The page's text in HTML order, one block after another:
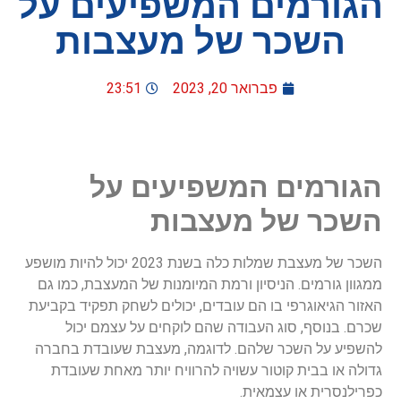
השכר של מעצבות
פברואר 20, 2023 23:51
הגורמים המשפיעים על
השכר של מעצבות
השכר של מעצבת שמלות כלה בשנת 2023 יכול להיות מושפע
ממגוון גורמים. הניסיון ורמת המיומנות של המעצבת, כמו גם
האזור הגיאוגרפי בו הם עובדים, יכולים לשחק תפקיד בקביעת
שכרם. בנוסף, סוג העבודה שהם לוקחים על עצמם יכול
להשפיע על השכר שלהם. לדוגמה, מעצבת שעובדת בחברה
גדולה או בבית קוטור עשויה להרוויח יותר מאחת שעובדת
כפרילנסרית או עצמאית.